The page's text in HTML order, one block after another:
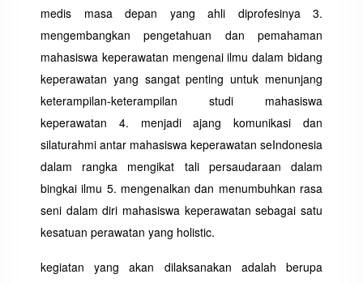
medis masa depan yang ahli diprofesinya 3.
mengembangkan pengetahuan dan pemahaman
mahasiswa keperawatan mengenai ilmu dalam bidang
keperawatan yang sangat penting untuk menunjang
keterampilan-keterampilan studi mahasiswa
keperawatan 4. menjadi ajang komunikasi dan
silaturahmi antar mahasiswa keperawatan seIndonesia
dalam rangka mengikat tali persaudaraan dalam
bingkai ilmu 5. mengenalkan dan menumbuhkan rasa
seni dalam diri mahasiswa keperawatan sebagai satu
kesatuan perawatan yang holistic.
kegiatan yang akan dilaksanakan adalah berupa